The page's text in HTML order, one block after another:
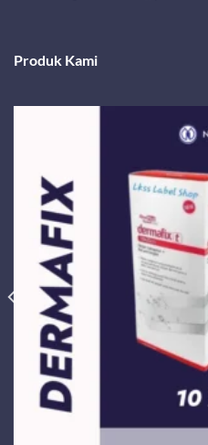
Produk Kami